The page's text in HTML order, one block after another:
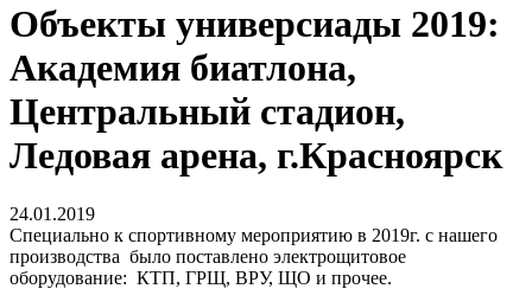
Объекты универсиады 2019:
Академия биатлона,
Центральный стадион,
Ледовая арена, г.Красноярск
24.01.2019
Специально к спортивному мероприятию в 2019г. с нашего
производства было поставлено электрощитовое
оборудование: КТП, ГРЩ, ВРУ, ЩО и прочее.